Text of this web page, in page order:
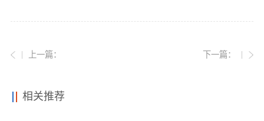
上一篇： 下一篇：
相关推荐